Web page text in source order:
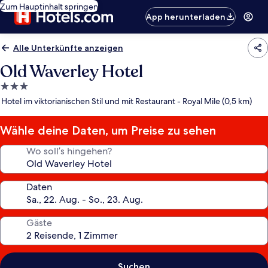
Zum Hauptinhalt springen
App herunterladen
Alle Unterkünfte anzeigen
Old Waverley Hotel
3.0-
Sterne-
Hotel im viktorianischen Stil und mit Restaurant - Royal Mile (0,5 km)
Wähle deine Daten, um Preise zu sehen
Wo soll’s hingehen?
Daten
Gäste